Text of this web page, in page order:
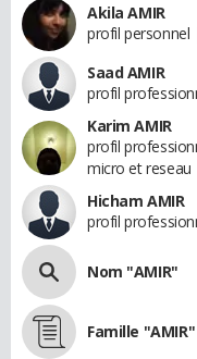
Akila AMIR
profil personnel
Saad AMIR
profil
Karim AMIR
profil
micro et reseau
Hicham AMIR
profil
Nom "AMIR"
Famille "AMIR"